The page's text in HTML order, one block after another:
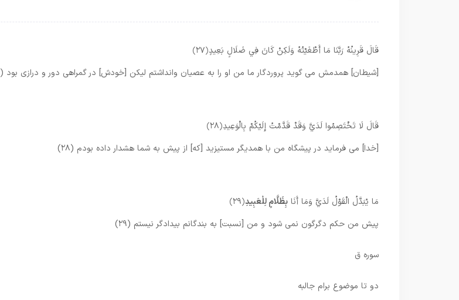
قَالَ قَرِينُهُ رَبَّنَا مَا أَطْغَيْتُهُ وَلَكِنْ كَانَ فِي ضَلَالٍ بَعِيدٍ﴿۲۷﴾
[شيطان] همدمش مى‏ گويد پروردگار ما من او را به عصيان وانداشتم ليكن [خودش] در گمراهى دور و درازى بود (۲۷)
قَالَ لَا تَخْتَصِمُوا لَدَيَّ وَقَدْ قَدَّمْتُ إِلَيْكُمْ بِالْوَعِيدِ﴿۲۸﴾
[خدا] مى‏ فرمايد در پيشگاه من با همديگر مستيزيد [كه] از پيش به شما هشدار داده بودم (۲۸)
مَا يُبَدَّلُ الْقَوْلُ لَدَيَّ وَمَا أَنَا بِظَلَّامٍ لِلْعَبِيدِ﴿۲۹﴾
پيش من حكم دگرگون نمى ‏شود و من [نسبت] به بندگانم بيدادگر نيستم (۲۹)
سوره ق
دو تا موضوع برام جالبه